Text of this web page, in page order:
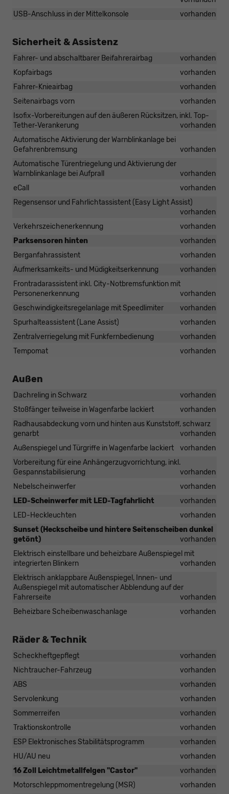
USB-Anschluss in der Mittelkonsole
vorhanden
Sicherheit & Assistenz
Fahrer- und abschaltbarer Beifahrerairbag
vorhanden
Kopfairbags
vorhanden
Fahrer-Knieairbag
vorhanden
Seitenairbags vorn
vorhanden
Isofix-Vorbereitungen auf den äußeren Rücksitzen, inkl. Top-
Tether-Verankerung
vorhanden
Automatische Aktivierung der Warnblinkanlage bei
Gefahrenbremsung
vorhanden
Automatische Türentriegelung und Aktivierung der
Warnblinkanlage bei Aufprall
vorhanden
eCall
vorhanden
Regensensor und Fahrlichtassistent (Easy Light Assist)
vorhanden
Verkehrszeichenerkennung
vorhanden
Parksensoren hinten
vorhanden
Berganfahrassistent
vorhanden
Aufmerksamkeits- und Müdigkeitserkennung
vorhanden
Frontradarassistent inkl. City-Notbremsfunktion mit
Personenerkennung
vorhanden
Geschwindigkeitsregelanlage mit Speedlimiter
vorhanden
Spurhalteassistent (Lane Assist)
vorhanden
Zentralverriegelung mit Funkfernbedienung
vorhanden
Tempomat
vorhanden
Außen
Dachreling in Schwarz
vorhanden
Stoßfänger teilweise in Wagenfarbe lackiert
vorhanden
Radhausabdeckung vorn und hinten aus Kunststoff, schwarz
genarbt
vorhanden
Außenspiegel und Türgriffe in Wagenfarbe lackiert
vorhanden
Vorbereitung für eine Anhängerzugvorrichtung, inkl.
Gespannstabilisierung
vorhanden
Nebelscheinwerfer
vorhanden
LED-Scheinwerfer mit LED-Tagfahrlicht
vorhanden
LED-Heckleuchten
vorhanden
Sunset (Heckscheibe und hintere Seitenscheiben dunkel
getönt)
vorhanden
Elektrisch einstellbare und beheizbare Außenspiegel mit
integrierten Blinkern
vorhanden
Elektrisch anklappbare Außenspiegel, Innen- und
Außenspiegel mit automatischer Abblendung auf der
Fahrerseite
vorhanden
Beheizbare Scheibenwaschanlage
vorhanden
Räder & Technik
Scheckheftgepflegt
vorhanden
Nichtraucher-Fahrzeug
vorhanden
ABS
vorhanden
Servolenkung
vorhanden
Sommerreifen
vorhanden
Traktionskontrolle
vorhanden
ESP Elektronisches Stabilitätsprogramm
vorhanden
HU/AU neu
vorhanden
16 Zoll Leichtmetallfelgen "Castor"
vorhanden
Motorschleppmomentregelung (MSR)
vorhanden